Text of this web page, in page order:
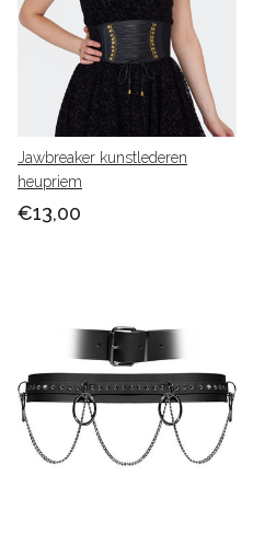
Jawbreaker kunstlederen
heupriem
€13,00